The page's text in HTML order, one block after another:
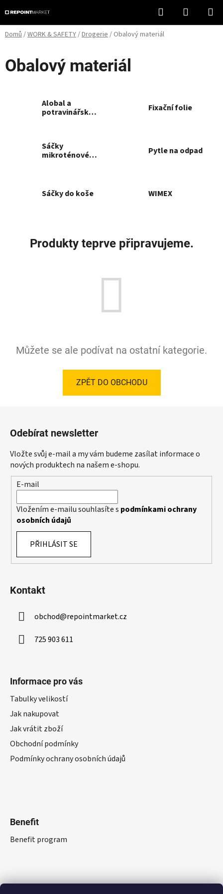
na
obsah
Hledat
KOŠÍK
Domů/WORK & SAFETY/Drogerie/ Obalový materiál
Obalový materiál
Alobal a
potravinářské
Fixační folie
Sáčky
mikroténové,
Pytle na odpad
Sáčky do koše WIMEX
Produkty teprve připravujeme.
Můžete se ale podívat na ostatní kategorie.
ZPĚT DO OBCHODU
Odebírat newsletter
Vložte svůj e-mail a my vám budeme zasílat informace o
nových produktech na našem e-shopu.
E-mail
Vložením e-mailu souhlasíte s podmínkami ochrany
osobních údajů
PŘIHLÁSIT SE
Kontakt
obchod@repointmarket.cz
725 903 611
Informace pro vás
Tabulky velikostí
Jak nakupovat
Jak vrátit zboží
Obchodní podmínky
Podmínky ochrany osobních údajů
Benefit
Benefit program